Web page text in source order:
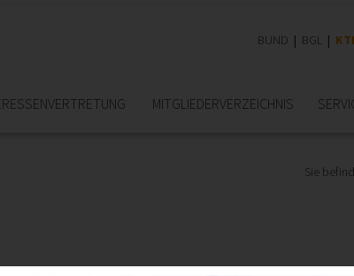
BUND BGL
MITGLIEDER­VERZEICHNIS
Sie